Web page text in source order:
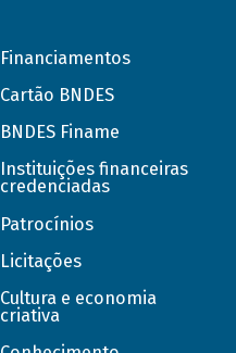
Financiamentos
Cartão BNDES
BNDES Finame
Instituições financeiras
credenciadas
Patrocínios
Licitações
Cultura e economia
criativa